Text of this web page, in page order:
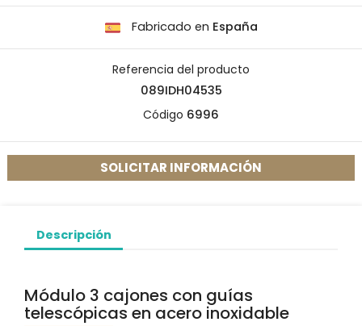
Fabricado en España
Referencia del producto
089IDH04535
Código 6996
SOLICITAR INFORMACIÓN
Descripción
Módulo 3 cajones con guías
telescópicas en acero inoxidable